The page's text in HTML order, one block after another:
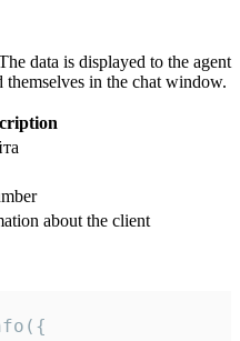
data is displayed to the agent
in the chat window.
about the client